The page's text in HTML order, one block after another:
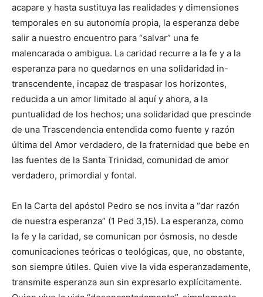
acapare y hasta sustituya las realidades y dimensiones
temporales en su autonomía propia, la esperanza debe
salir a nuestro encuentro para “salvar” una fe
malencarada o ambigua. La caridad recurre a la fe y a la
esperanza para no quedarnos en una solidaridad in-
transcendente, incapaz de traspasar los horizontes,
reducida a un amor limitado al aquí y ahora, a la
puntualidad de los hechos; una solidaridad que prescinde
de una Trascendencia entendida como fuente y razón
última del Amor verdadero, de la fraternidad que bebe en
las fuentes de la Santa Trinidad, comunidad de amor
verdadero, primordial y fontal.
En la Carta del apóstol Pedro se nos invita a “dar razón
de nuestra esperanza” (1 Ped 3,15). La esperanza, como
la fe y la caridad, se comunican por ósmosis, no desde
comunicaciones teóricas o teológicas, que, no obstante,
son siempre útiles. Quien vive la vida esperanzadamente,
transmite esperanza aun sin expresarlo explícitamente.